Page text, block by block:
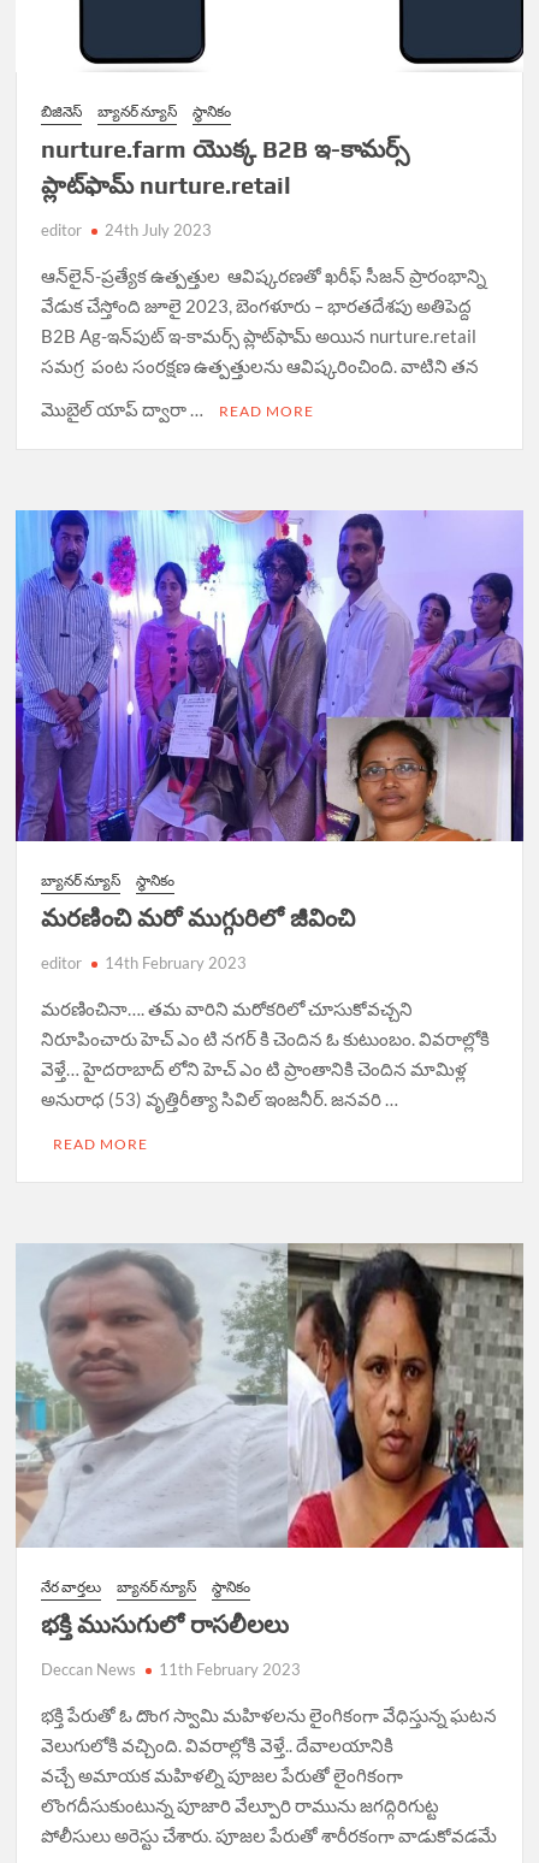
బిజినెస్ బ్యానర్ న్యూస్ స్థానికం
nurture.farm యొక్క B2B ఇ-కామర్స్
ప్లాట్‌ఫామ్ nurture.retail
editor 24th July 2023
ఆన్‌లైన్-ప్రత్యేక ఉత్పత్తుల ఆవిష్కరణతో ఖరీఫ్ సీజన్ ప్రారంభాన్ని
వేడుక చేస్తోంది జూలై 2023, బెంగళూరు – భారతదేశపు అతిపెద్ద
B2B Ag-ఇన్‌పుట్ ఇ-కామర్స్ ప్లాట్‌ఫామ్ అయిన nurture.retail
సమగ్ర పంట సంరక్షణ ఉత్పత్తులను ఆవిష్కరించింది. వాటిని తన
మొబైల్ యాప్ ద్వారా …
READ MORE
బ్యానర్ న్యూస్ స్థానికం
మరణించి మరో ముగ్గురిలో జీవించి
editor 14th February 2023
మరణించినా…. తమ వారిని మరోకరిలో చూసుకోవచ్చని
నిరూపించారు హెచ్ ఎం టి నగర్ కి చెందిన ఓ కుటుంబం. వివరాల్లోకి
వెళ్తే… హైదరాబాద్ లోని హెచ్ ఎం టి ప్రాంతానికి చెందిన మామిళ్ల
అనురాధ (53) వృత్తిరీత్యా సివిల్ ఇంజనీర్. జనవరి …
READ MORE
నేర వార్త‌లు బ్యానర్ న్యూస్ స్థానికం
భక్తి ముసుగులో రాసలీలలు
Deccan News 11th February 2023
భక్తి పేరుతో ఓ దొంగ స్వామి మహిళలను లైంగికంగా వేధిస్తున్న ఘటన
వెలుగులోకి వచ్చింది. వివరాల్లోకి వెళ్తే.. దేవాలయానికి
వచ్చే అమాయక మహిళల్ని పూజల పేరుతో లైంగికంగా
లొంగదీసుకుంటున్న పూజారి వేల్పూరి రామును జగద్గిరిగుట్ట
పోలీసులు అరెస్టు చేశారు. పూజల పేరుతో శారీరకంగా వాడుకోవడమే